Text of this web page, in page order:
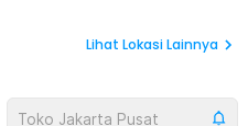
Lihat Lokasi Lainnya
Toko Jakarta Pusat